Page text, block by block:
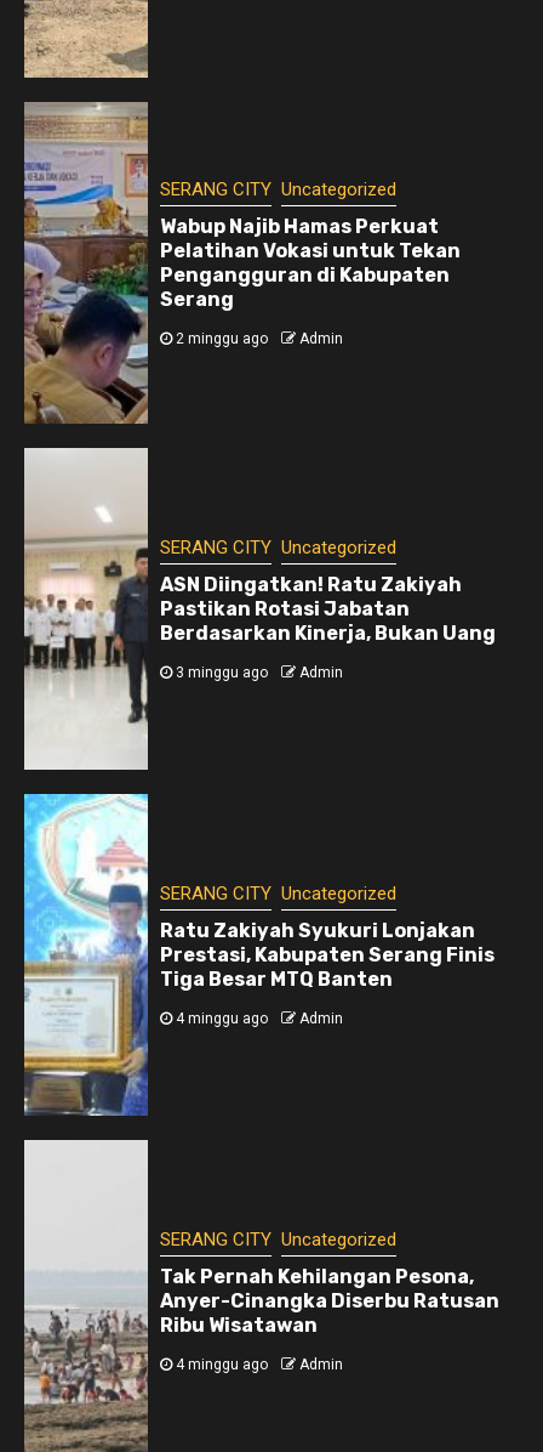
SERANG CITY Uncategorized
Wabup Najib Hamas Perkuat
Pelatihan Vokasi untuk Tekan
Pengangguran di Kabupaten
Serang
2 minggu ago Admin
SERANG CITY Uncategorized
ASN Diingatkan! Ratu Zakiyah
Pastikan Rotasi Jabatan
Berdasarkan Kinerja, Bukan Uang
3 minggu ago Admin
SERANG CITY Uncategorized
Ratu Zakiyah Syukuri Lonjakan
Prestasi, Kabupaten Serang Finis
Tiga Besar MTQ Banten
4 minggu ago Admin
SERANG CITY Uncategorized
Tak Pernah Kehilangan Pesona,
Anyer-Cinangka Diserbu Ratusan
Ribu Wisatawan
4 minggu ago Admin